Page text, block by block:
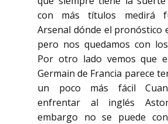
con más títulos medirá
Arsenal dónde el pronóstico
pero nos quedamos con
Por otro lado vemos que
Germain de Francia parece
un poco más fácil
enfrentar al inglés
embargo no se puede